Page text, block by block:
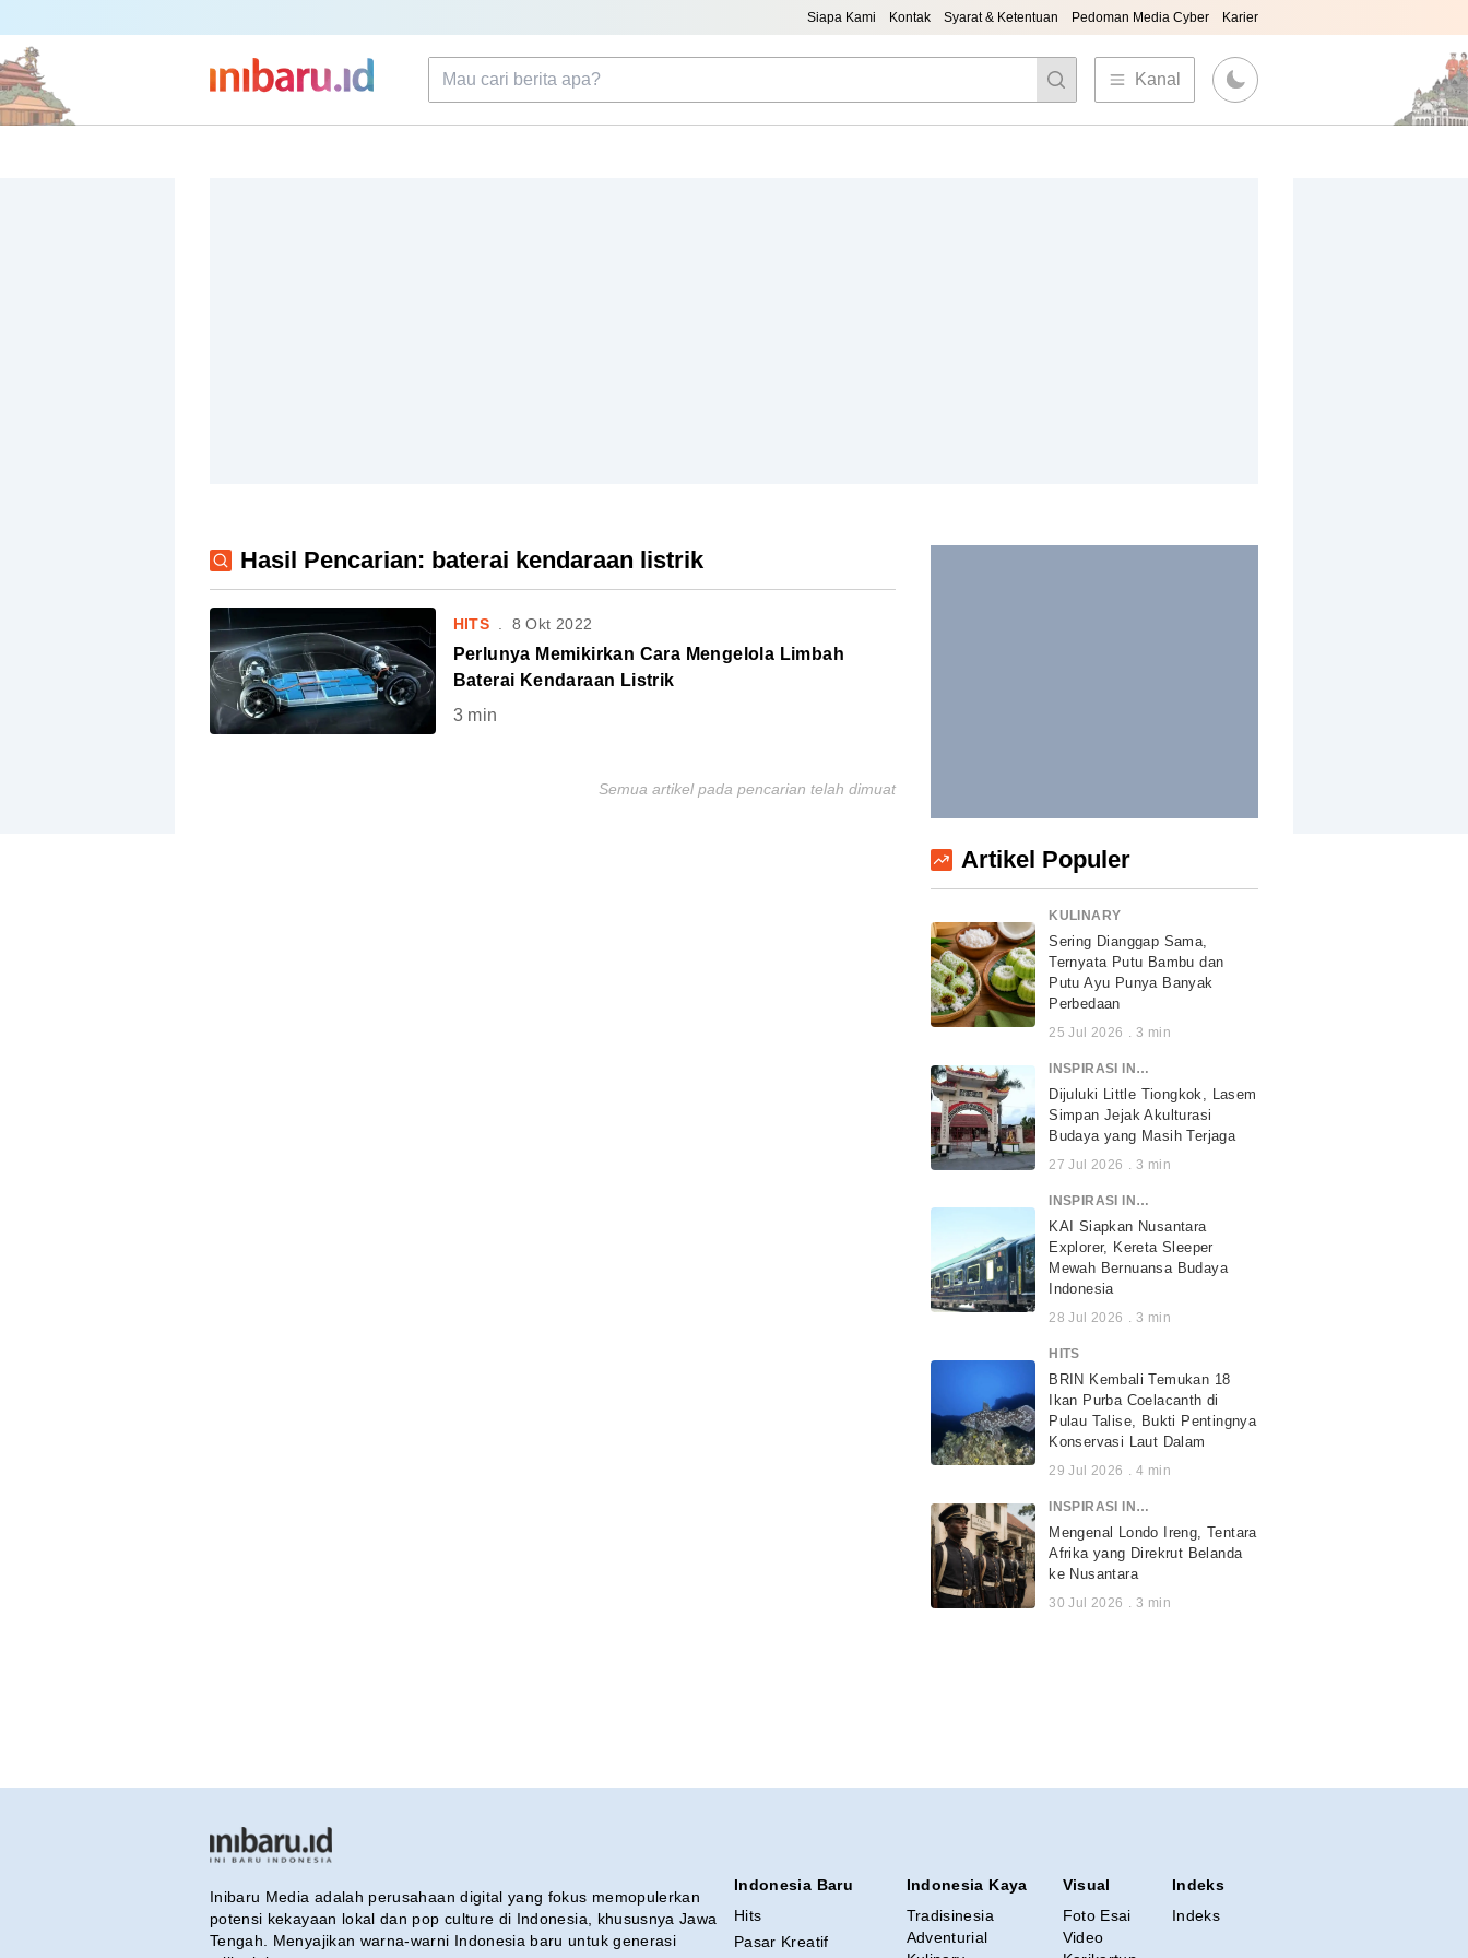
Siapa Kami Kontak Syarat & Ketentuan Pedoman Media Cyber Karier
Kanal
Hasil Pencarian: baterai kendaraan listrik
HITS 8 Okt 2022
Perlunya Memikirkan Cara Mengelola Limbah
Baterai Kendaraan Listrik
3min
Semua artikel pada pencarian telah dimuat
Artikel Populer
KULINARY
Sering Dianggap Sama,
Ternyata Putu Bambu dan
Putu Ayu Punya Banyak
Perbedaan
25 Jul 2026 . 3 min
INSPIRASI INDONESIA
Dijuluki Little Tiongkok, Lasem
Simpan Jejak Akulturasi
Budaya yang Masih Terjaga
27 Jul 2026 . 3 min
INSPIRASI INDONESIA
KAI Siapkan Nusantara
Explorer, Kereta Sleeper
Mewah Bernuansa Budaya
Indonesia
28 Jul 2026 . 3 min
HITS
BRIN Kembali Temukan 18
Ikan Purba Coelacanth di
Pulau Talise, Bukti Pentingnya
Konservasi Laut Dalam
29 Jul 2026 . 4 min
INSPIRASI INDONESIA
Mengenal Londo Ireng, Tentara
Afrika yang Direkrut Belanda
ke Nusantara
30 Jul 2026 . 3 min
Inibaru Media adalah perusahaan digital yang fokus memopulerkan
potensi kekayaan lokal dan pop culture di Indonesia, khususnya Jawa
Tengah. Menyajikan warna-warni Indonesia baru untuk generasi
Indonesia Baru
Hits
Pasar Kreatif
Indonesia Kaya
Tradisinesia
Adventurial
Visual
Foto Esai
Video
Indeks
Indeks